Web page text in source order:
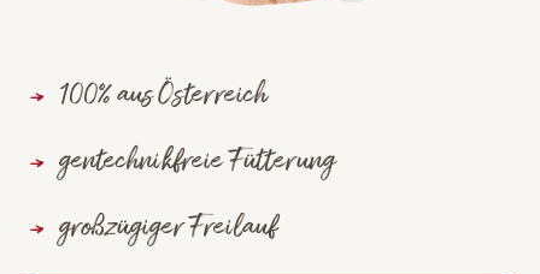
100% aus Österreich
gentechnikfreie Fütterung
großzügiger Freilauf